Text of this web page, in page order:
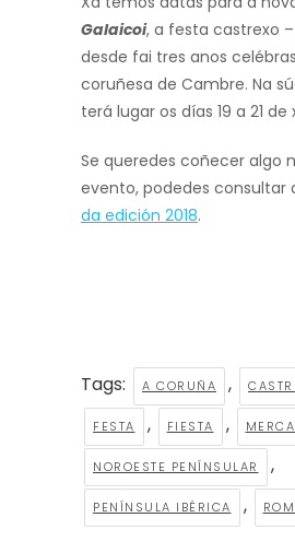
Galaicoi, a festa castrexo
desde fai tres anos
coruñesa de Cambre. Na
terá lugar os días 19 a 21 de
Se queredes coñecer algo
evento, podedes consultar
da edición 2018.
Tags: A CORUÑA ,
FESTA , FIESTA ,
NOROESTE PENÍNSULAR ,
PENÍNSULA IBÉRICA ,